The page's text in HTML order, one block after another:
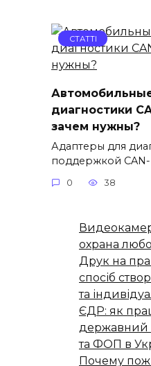
СТАТТІ
диагностики
зачем нужны?
Адаптеры для
поддержкой
0 38
охрана
Друк на
спосіб
та
ЄДР: як
державний
та ФОП в
Почему